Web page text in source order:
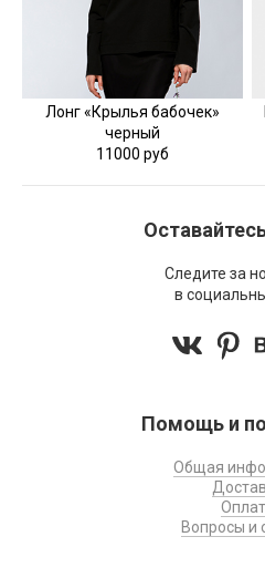
Лонг «Крылья бабочек»
черный
11000 руб
Следите за
в
Помощь и
Общая
Вопросы и